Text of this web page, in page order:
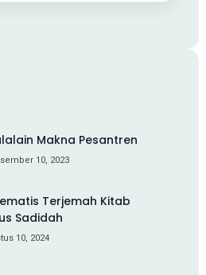
Makna Pesantren
10, 2023
Terjemah Kitab
Sadidah
10, 2024